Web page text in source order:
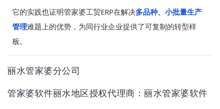
它的实践也证明管家婆工贸ERP在解决多品种、小批量生产
管理难题上的优势，为同行业企业提供了可复制的转型样
板。
丽水管家婆分公司
管家婆软件丽水地区授权代理商：丽水管家婆软件